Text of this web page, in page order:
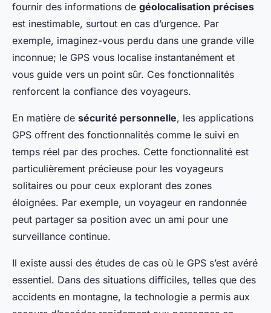
fournir des informations de géolocalisation précises
est inestimable, surtout en cas d’urgence. Par
exemple, imaginez-vous perdu dans une grande ville
inconnue; le GPS vous localise instantanément et
vous guide vers un point sûr. Ces fonctionnalités
renforcent la confiance des voyageurs.
En matière de sécurité personnelle, les applications
GPS offrent des fonctionnalités comme le suivi en
temps réel par des proches. Cette fonctionnalité est
particulièrement précieuse pour les voyageurs
solitaires ou pour ceux explorant des zones
éloignées. Par exemple, un voyageur en randonnée
peut partager sa position avec un ami pour une
surveillance continue.
Il existe aussi des études de cas où le GPS s’est avéré
essentiel. Dans des situations difficiles, telles que des
accidents en montagne, la technologie a permis aux